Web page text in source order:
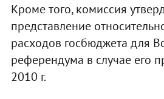
Кроме того, комиссия
представление
расходов госбюджета для
референдума в случае его
2010 г.